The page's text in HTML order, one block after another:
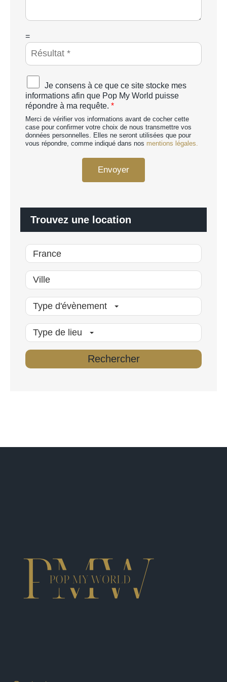
g
*
C
A
T
C
H
A
p
e
r
s
o
s
=
A
c
c
o
r
d
R
Je consens à ce que ce site stocke mes
informations afin que Pop My World puisse
répondre à ma requête. *
Merci de vérifier vos informations avant de cocher cette
case pour confirmer votre choix de nous transmettre vos
données personnelles. Elles ne seront utilisées que pour
vous répondre, comme indiqué dans nos mentions légales.
Envoyer
Trouvez une location
Type d'évènement
Type de lieu